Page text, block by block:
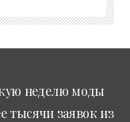
неделю моды
тысячи заявок из